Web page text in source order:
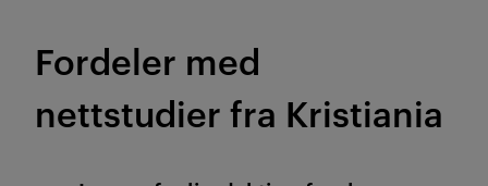
Fordeler med
nettstudier fra Kristiania